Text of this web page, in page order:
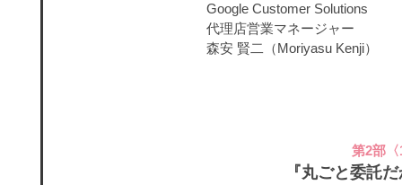
Google Customer Solutions
代理店営業マネージャー
森安 賢二（Moriyasu Kenji）
第2部〈
『丸ごと委託